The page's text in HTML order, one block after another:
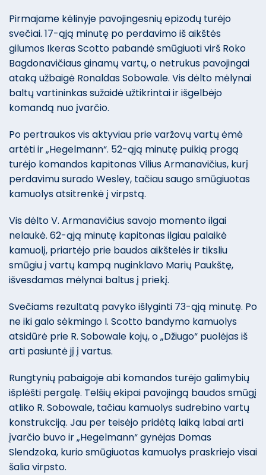
Pirmajame kėlinyje pavojingesnių epizodų turėjo
svečiai. 17-ąją minutę po perdavimo iš aikštės
gilumos Ikeras Scotto pabandė smūgiuoti virš Roko
Bagdonavičiaus ginamų vartų, o netrukus pavojingai
ataką užbaigė Ronaldas Sobowale. Vis dėlto mėlynai
baltų vartininkas sužaidė užtikrintai ir išgelbėjo
komandą nuo įvarčio.
Po pertraukos vis aktyviau prie varžovų vartų ėmė
artėti ir „Hegelmann“. 52-ąją minutę puikią progą
turėjo komandos kapitonas Vilius Armanavičius, kurį
perdavimu surado Wesley, tačiau saugo smūgiuotas
kamuolys atsitrenkė į virpstą.
Vis dėlto V. Armanavičius savojo momento ilgai
nelaukė. 62-ąją minutę kapitonas ilgiau palaikė
kamuolį, priartėjo prie baudos aikštelės ir tiksliu
smūgiu į vartų kampą nuginklavo Marių Paukštę,
išvesdamas mėlynai baltus į priekį.
Svečiams rezultatą pavyko išlyginti 73-ąją minutę. Po
ne iki galo sėkmingo I. Scotto bandymo kamuolys
atsidūrė prie R. Sobowale kojų, o „Džiugo“ puolėjas iš
arti pasiuntė jį į vartus.
Rungtynių pabaigoje abi komandos turėjo galimybių
išplėšti pergalę. Telšių ekipai pavojingą baudos smūgį
atliko R. Sobowale, tačiau kamuolys sudrebino vartų
konstrukciją. Jau per teisėjo pridėtą laiką labai arti
įvarčio buvo ir „Hegelmann“ gynėjas Domas
Slendzoka, kurio smūgiuotas kamuolys praskriejo visai
šalia virpsto.